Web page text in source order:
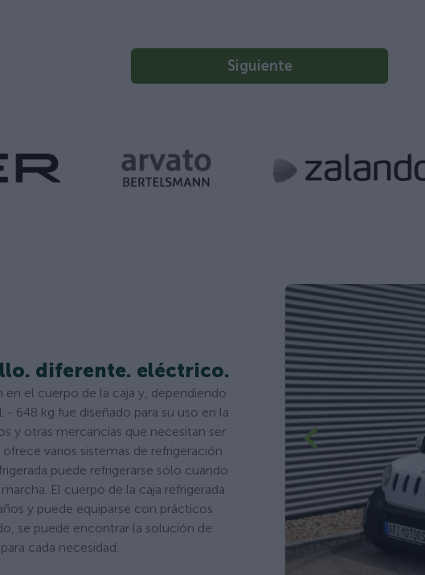
Siguiente
diferente. eléctrico.
en el cuerpo de la caja y, dependiendo
648 kg fue diseñado para su uso en la
y otras mercancías que necesitan ser
varios sistemas de refrigeración
puede refrigerarse sólo cuando
El cuerpo de la caja refrigerada
y puede equiparse con prácticos
se puede encontrar la solución de
cada necesidad.